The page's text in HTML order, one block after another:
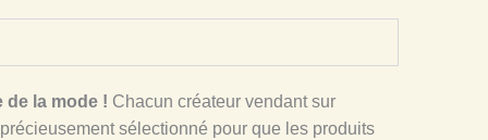
de la mode ! Chacun créateur vendant sur
sélectionné pour que les produits